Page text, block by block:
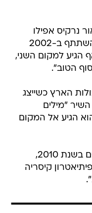
נרקיס אפילו
הופיע בעברו בפסטיגל! נרקיס השתתף ב-2002
הגיע למקום השני,
הטוב".
הארץ כשייצג
2003 עם השיר "מילים
הגיע אל המקום
5). נרקיס נכנס לליגה של הגדולים בשנת 2010,
קיסריה